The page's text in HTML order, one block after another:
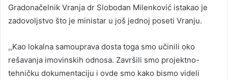
Gradonačelnik Vranja dr Slobodan Milenković istakao je
zadovoljstvo što je ministar u još jednoj poseti Vranju.
,,Kao lokalna samouprava dosta toga smo učinili oko
rešavanja imovinskih odnosa. Završili smo projektno-
tehničku dokumentaciju i ovde smo kako bismo videli